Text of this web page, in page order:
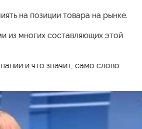
на позиции товара на рынке.
из многих составляющих этой
и что значит, само слово